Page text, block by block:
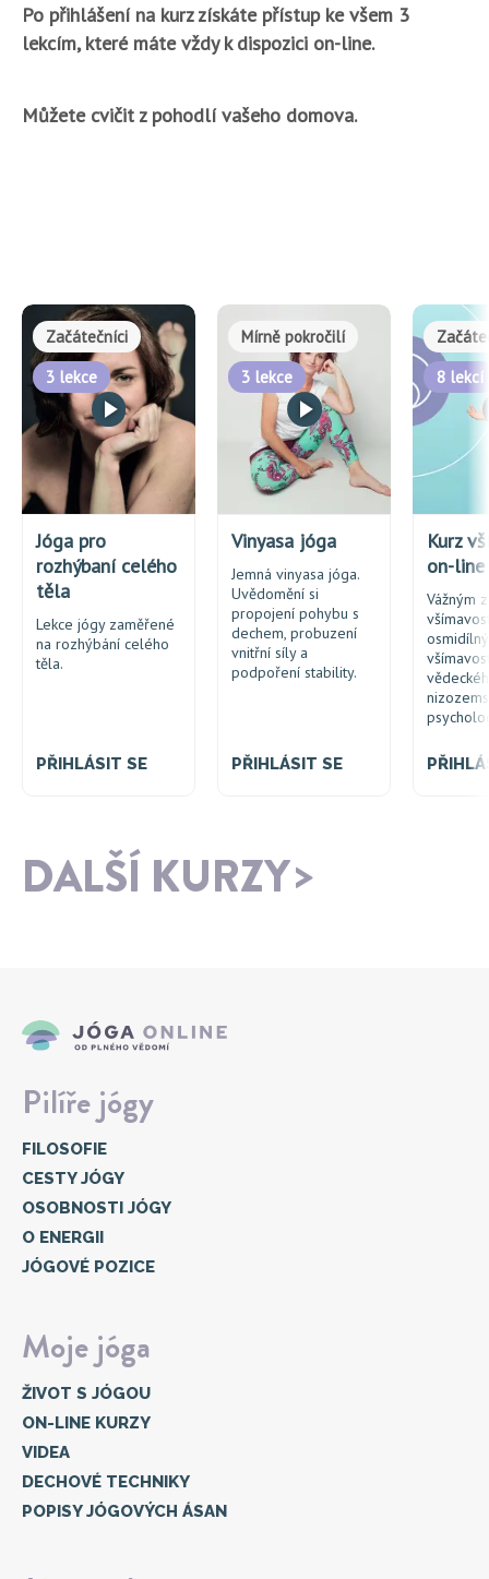
Po přihlášení na kurz získáte přístup ke všem 3
lekcím, které máte vždy k dispozici on-line.
Můžete cvičit z pohodlí vašeho domova.
Začátečníci
3 lekce
Jóga pro
rozhýbaní celého
těla
Lekce jógy zaměřené
na rozhýbání celého
těla.
PŘIHLÁSIT SE
Mírně pokročilí
3 lekce
Vinyasa jóga
Jemná vinyasa jóga.
Uvědomění si
propojení pohybu s
dechem, probuzení
vnitřní síly a
podpoření stability.
PŘIHLÁSIT SE
8 lekcí
Kurz
on-line
Vážným
DALŠÍ KURZY
Pilíře jógy
FILOSOFIE
CESTY JÓGY
OSOBNOSTI JÓGY
O ENERGII
JÓGOVÉ POZICE
Moje jóga
ŽIVOT S JÓGOU
ON-LINE KURZY
VIDEA
DECHOVÉ TECHNIKY
POPISY JÓGOVÝCH ÁSAN